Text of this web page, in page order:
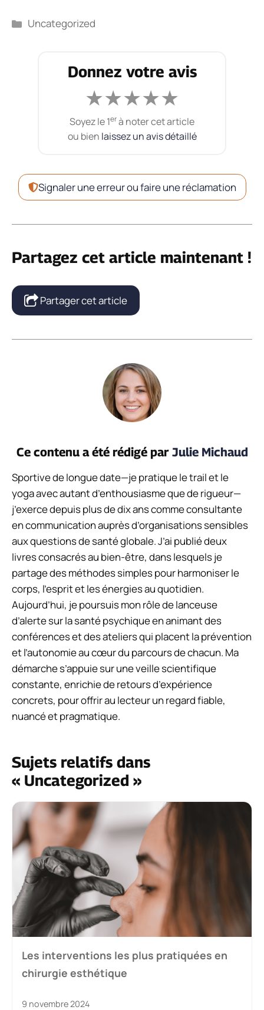
Catégories
Uncategorized
Donnez votre avis
★★★★★
Soyez le 1erà noter cet article
ou bien laissez un avis détaillé
Signaler une erreur ou faire une réclamation
Partagez cet article maintenant !
Partager cet article
Ce contenu a été rédigé par Julie Michaud
Sportive de longue date—je pratique le trail et le
yoga avec autant d’enthousiasme que de rigueur—
j’exerce depuis plus de dix ans comme consultante
en communication auprès d’organisations sensibles
aux questions de santé globale. J’ai publié deux
livres consacrés au bien-être, dans lesquels je
partage des méthodes simples pour harmoniser le
corps, l’esprit et les énergies au quotidien.
Aujourd’hui, je poursuis mon rôle de lanceuse
d’alerte sur la santé psychique en animant des
conférences et des ateliers qui placent la prévention
et l’autonomie au cœur du parcours de chacun. Ma
démarche s’appuie sur une veille scientifique
constante, enrichie de retours d’expérience
concrets, pour offrir au lecteur un regard fiable,
nuancé et pragmatique.
Sujets relatifs dans
« Uncategorized »
Les interventions les plus pratiquées en
chirurgie esthétique
9 novembre 2024